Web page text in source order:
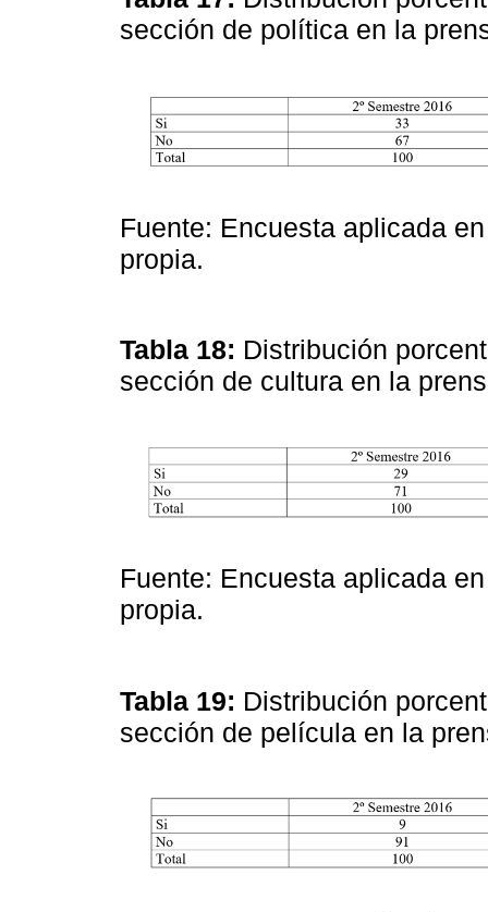
sección de política en la
Fuente: Encuesta aplicada
propia.
Tabla 18: Distribución
sección de cultura en la
Fuente: Encuesta aplicada
propia.
Tabla 19: Distribución
sección de película en la